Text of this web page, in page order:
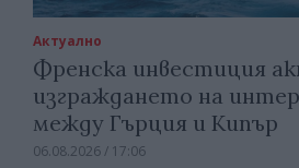
Актуално
Френска инвестиция
изграждането на
между Гърция и Кипър
06.08.2026 / 17:06